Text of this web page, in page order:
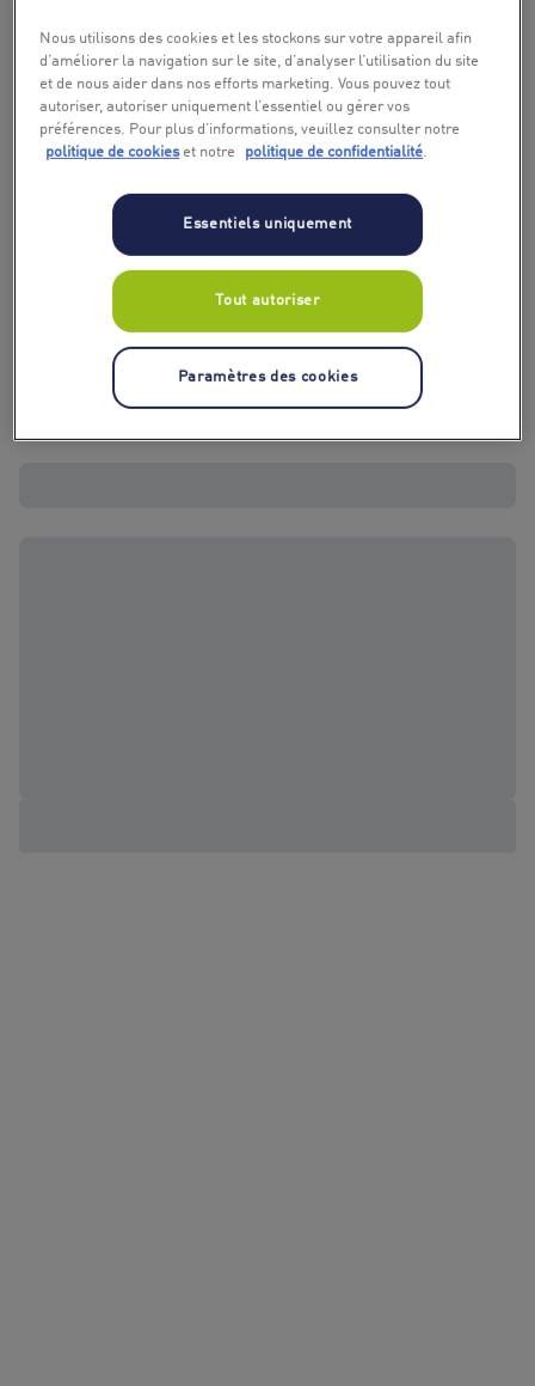
Nous utilisons des cookies et les stockons sur votre appareil afin
d’améliorer la navigation sur le site, d’analyser l’utilisation du site
et de nous aider dans nos efforts marketing. Vous pouvez tout
autoriser, autoriser uniquement l’essentiel ou gérer vos
préférences. Pour plus d’informations, veuillez consulter notre
politique de cookieset notre politique de confidentialité.
Essentiels uniquement
Tout autoriser
Paramètres des cookies